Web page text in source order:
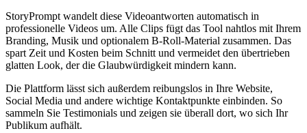
StoryPrompt wandelt diese Videoantworten automatisch in
professionelle Videos um. Alle Clips fügt das Tool nahtlos mit Ihrem
Branding, Musik und optionalem B-Roll-Material zusammen. Das
spart Zeit und Kosten beim Schnitt und vermeidet den übertrieben
glatten Look, der die Glaubwürdigkeit mindern kann.
Die Plattform lässt sich außerdem reibungslos in Ihre Website,
Social Media und andere wichtige Kontaktpunkte einbinden. So
sammeln Sie Testimonials und zeigen sie überall dort, wo sich Ihr
Publikum aufhält.